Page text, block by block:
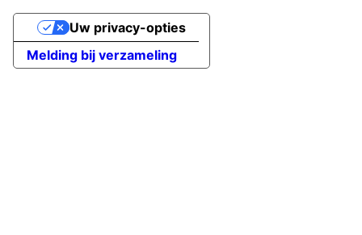
Melding bij verzameling
Uw privacy-opties